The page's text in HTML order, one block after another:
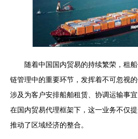
随着中国国内贸易的持续繁荣，租
链管理中的重要环节，发挥着不可忽视
涉及为客户安排船舶租赁、协调运输事
在国内贸易代理框架下，这一业务不仅
推动了区域经济的整合。